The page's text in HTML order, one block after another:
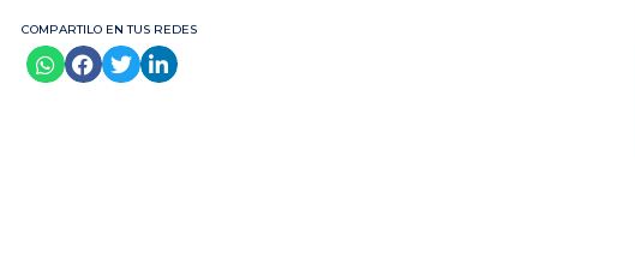
COMPARTILO EN TUS REDES